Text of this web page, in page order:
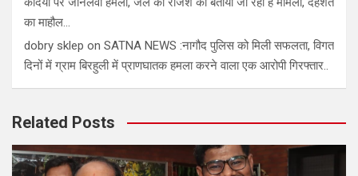
का माहौल…
dobry sklep on SATNA NEWS :नागौद पुलिस को मिली सफलता, विगत
दिनों में ग्राम बिरहुली में प्राणघातक हमला करने वाला एक आरोपी गिरफ्तार..
Related Posts